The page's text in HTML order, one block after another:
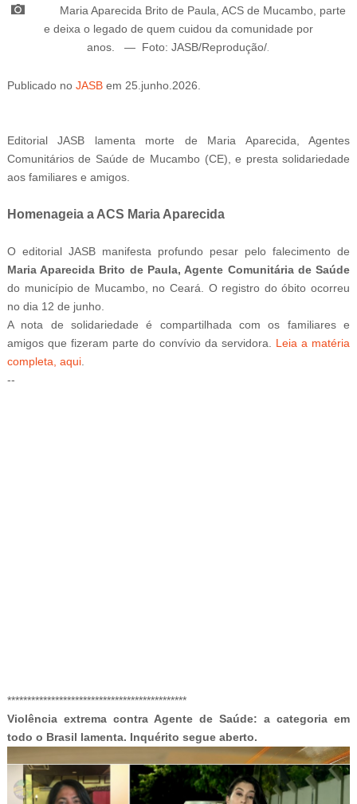
Maria Aparecida Brito de Paula, ACS de Mucambo, parte
e deixa o legado de quem cuidou da comunidade por
anos.
— Foto: JASB/Reprodução/.
Publicado no JASB em 25.junho.2026.
Editorial JASB lamenta morte de Maria Aparecida, Agentes
Comunitários de Saúde de Mucambo (CE), e presta solidariedade
aos familiares e amigos.
Homenageia a ACS Maria Aparecida
O editorial JASB manifesta profundo pesar pelo falecimento de
Maria Aparecida Brito de Paula, Agente Comunitária de Saúde
do município de Mucambo, no Ceará. O registro do óbito ocorreu
no dia 12 de junho.
A nota de solidariedade é compartilhada com os familiares e
amigos que fizeram parte do convívio da servidora. Leia a matéria
completa, aqui.
--
*********************************************
Violência extrema contra Agente de Saúde: a categoria em
todo o Brasil lamenta. Inquérito segue aberto.
Remember Albert? You Better Sit Down Before You See Him
BUZZDAY
Kate Middleton's Daring Outfit Took Prince William's Breath
Away
GOOD TO KNOW THIS
She Put Toothpaste On Her Feet For 7 Nights Straight – Here's
What Happened